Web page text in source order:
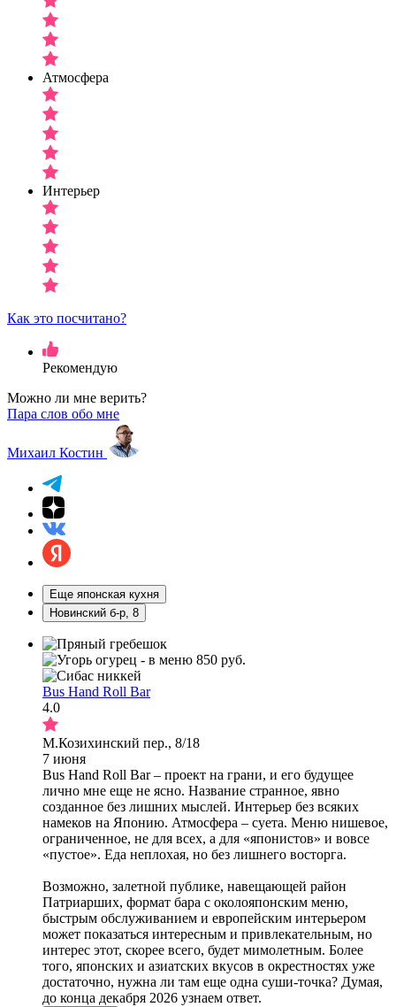
Атмосфера
Интерьер
Как это посчитано?
Рекомендую
Можно ли мне верить?
Пара слов обо мне
Михаил Костин
Еще японская кухня
Новинский б-р, 8
Bus Hand Roll Bar
4.0
М.Козихинский пер., 8/18
7 июня
Bus Hand Roll Bar – проект на грани, и его будущее
лично мне еще не ясно. Название странное, явно
созданное без лишних мыслей. Интерьер без всяких
намеков на Японию. Атмосфера – суета. Меню нишевое,
ограниченное, не для всех, а для «японистов» и вовсе
«пустое». Еда неплохая, но без лишнего восторга.
Возможно, залетной публике, навещающей район
Патриарших, формат бара с околояпонским меню,
быстрым обслуживанием и европейским интерьером
может показаться интересным и привлекательным, но
интерес этот, скорее всего, будет мимолетным. Более
того, японских и азиатских вкусов в окрестностях уже
достаточно, нужна ли там еще одна суши-точка? Думая,
до конца декабря 2026 узнаем ответ.